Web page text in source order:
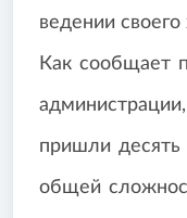
ведении своего
Как сообщает
пришли
общей